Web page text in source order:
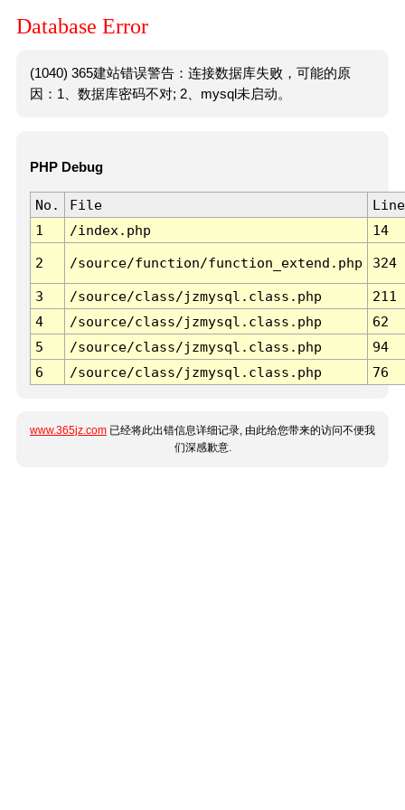
Database Error
(1040) 365建站错误警告：连接数据库失败，可能的原
因：1、数据库密码不对; 2、mysql未启动。
PHP Debug
No. File
Line
1
/index.php 14
2 /source/function/function_extend.php 324
3 /source/class/jzmysql.class.php
211
4
/source/class/jzmysql.class.php
62
5
/source/class/jzmysql.class.php
94
6
/source/class/jzmysql.class.php 76
www.365jz.com 已经将此出错信息详细记录, 由此给您带来的访问不便我
们深感歉意.